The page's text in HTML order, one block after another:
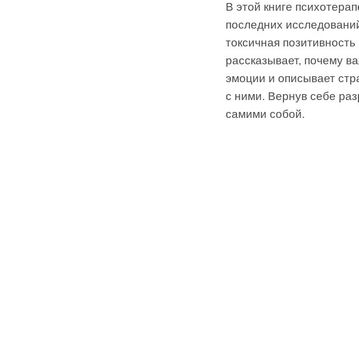
В этой книге
последних
токсичная
рассказывает, почему
эмоции и описывает
с ними. Вернув себе
самими собой.